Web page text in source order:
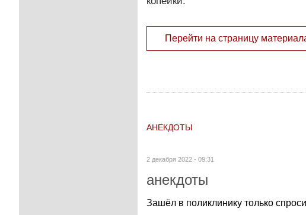
Перейти на страницу
АНЕКДОТЫ
2 декабря 2022 - 09:31
анекдоты
Зашёл в поликлинику только